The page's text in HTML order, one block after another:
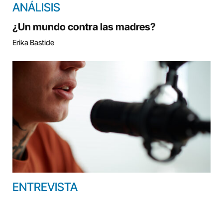
ANÁLISIS
¿Un mundo contra las madres?
Erika Bastide
ENTREVISTA